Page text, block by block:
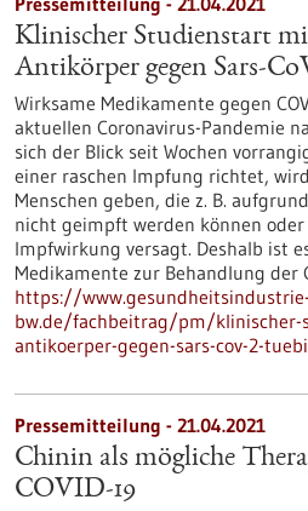
Klinischer Studienstart
Antikörper gegen Sars-
Wirksame Medikamente gegen
aktuellen Coronavirus-Pandemie
sich der Blick seit Wochen
einer raschen Impfung richtet,
Menschen geben, die z. B.
nicht geimpft werden können
Impfwirkung versagt. Deshalb ist
Medikamente zur Behandlung der
https://www.gesundheitsindustrie-
bw.de/fachbeitrag/pm/
antikoerper-gegen-sars-cov-2-
Pressemitteilung - 21.04.2021
Chinin als mögliche
COVID-19